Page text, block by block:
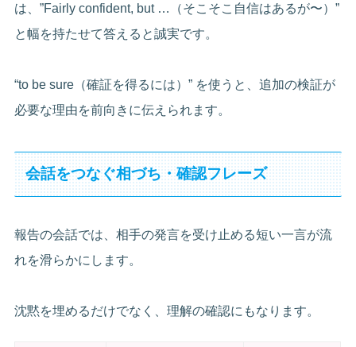
は、”Fairly confident, but …（そこそこ自信はあるが〜）”
と幅を持たせて答えると誠実です。
“to be sure（確証を得るには）” を使うと、追加の検証が
必要な理由を前向きに伝えられます。
会話をつなぐ相づち・確認フレーズ
報告の会話では、相手の発言を受け止める短い一言が流
れを滑らかにします。
沈黙を埋めるだけでなく、理解の確認にもなります。